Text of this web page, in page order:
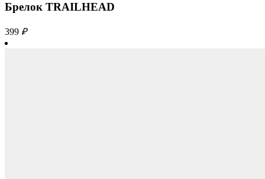
Брелок TRAILHEAD
399 ₽